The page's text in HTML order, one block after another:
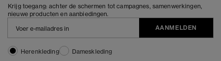
Krijg toegang: achter de schermen tot campagnes, samenwerkingen,
nieuwe producten en aanbiedingen.
AANMELDEN
Herenkleding
Dameskleding